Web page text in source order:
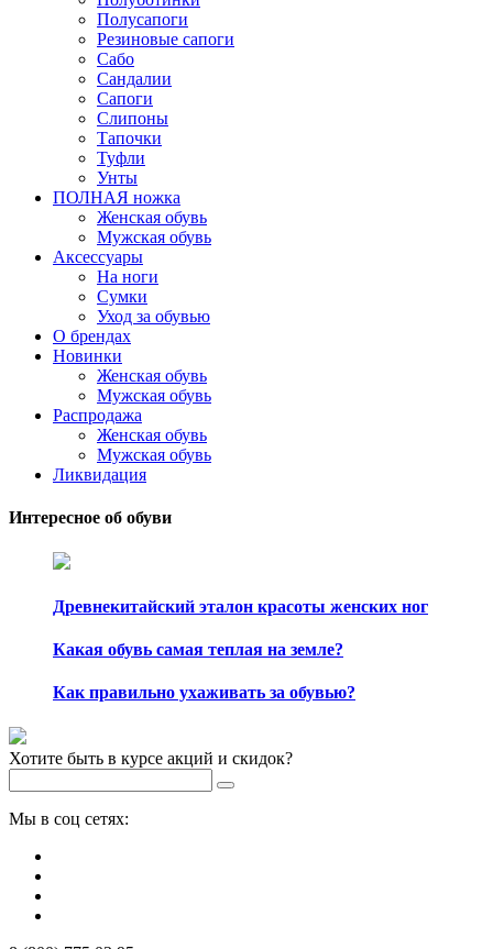
Полусапоги
Резиновые сапоги
Сабо
Сандалии
Сапоги
Слипоны
Тапочки
Туфли
Унты
ПОЛНАЯ ножка
Женская обувь
Мужская обувь
Аксессуары
На ноги
Сумки
Уход за обувью
О брендах
Новинки
Женская обувь
Мужская обувь
Распродажа
Женская обувь
Мужская обувь
Ликвидация
Интересное об обуви
Древнекитайский эталон красоты женских ног
Какая обувь самая теплая на земле?
Как правильно ухаживать за обувью?
Хотите быть в курсе акций и скидок?
Мы в соц сетях: